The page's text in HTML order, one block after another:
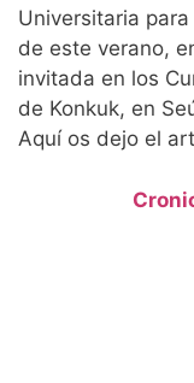
Universitaria
de este verano,
invitada en los
de Konkuk, en
Aquí os dejo el